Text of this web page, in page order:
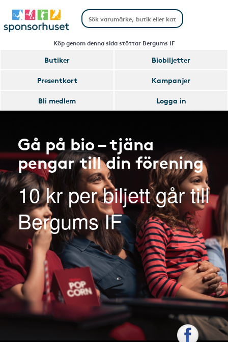
Köp genom denna sida stöttar Bergums IF
Butiker
Biobiljetter
Presentkort
Kampanjer
Bli medlem
Logga in
Gå på bio – tjäna
pengar till din förening
10 kr per biljett går till
Bergums IF